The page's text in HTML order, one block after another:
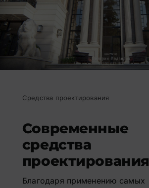
Средства проектирования
Современные
средства
проектирования
Благодаря применению самых